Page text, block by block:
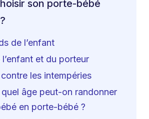
son porte-bébé
de l’enfant
et du porteur
les intempéries
âge peut-on randonner
en porte-bébé ?